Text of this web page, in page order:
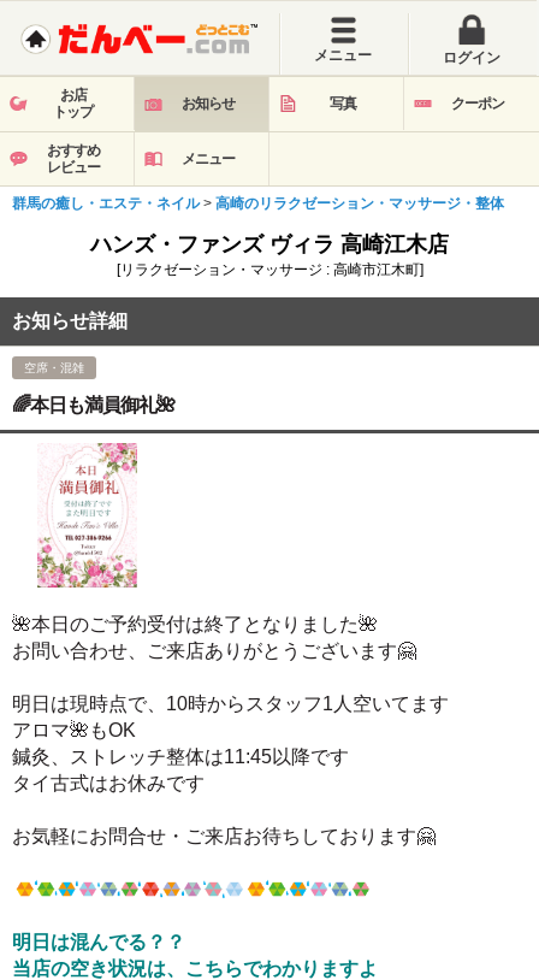
メニュー ログイン
お店
トップ
お知らせ 写真 クーポン
おすすめ
レビュー
メニュー
群馬の癒し・エステ・ネイル> 高崎のリラクゼーション・マッサージ・整体
ハンズ・ファンズ ヴィラ 高崎江木店
[リラクゼーション・マッサージ : 高崎市江木町]
お知らせ詳細
空席・混雑
🌈本日も満員御礼🌺
🌺本日のご予約受付は終了となりました🌺
お問い合わせ、ご来店ありがとうございます🤗
明日は現時点で、10時からスタッフ1人空いてます
アロマ🌺もOK
鍼灸、ストレッチ整体は11:45以降です
タイ古式はお休みです
お気軽にお問合せ・ご来店お待ちしております🤗
明日は混んでる？？
当店の空き状況は、こちらでわかりますよ